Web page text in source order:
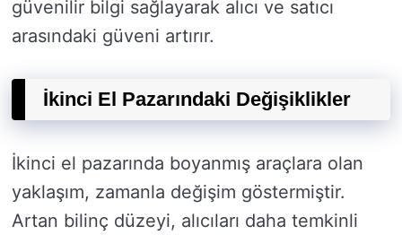
güvenilir bilgi sağlayarak alıcı ve satıcı
arasındaki güveni artırır.
İkinci El Pazarındaki Değişiklikler
İkinci el pazarında boyanmış araçlara olan
yaklaşım, zamanla değişim göstermiştir.
Artan bilinç düzeyi, alıcıları daha temkinli